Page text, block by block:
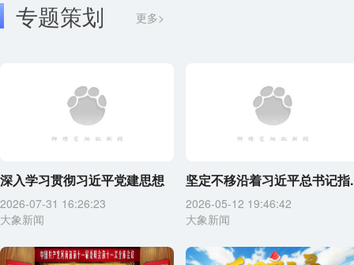
专题策划 更多>
深入学习贯彻习近平党建思想
2026-07-31 16:26:23
大象新闻
坚定不移沿着习近平总书记指
2026-05-12 19:46:42
大象新闻